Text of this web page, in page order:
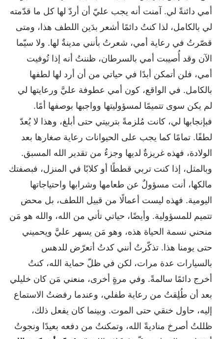
أمي دائنةً لي. آمنت أنه يجب عليّ أن أردّ لها كل ما قدّمته
لي بالكامل، لذا كنتُ دائمًا أشعر بدَين اللطف هذا، ومتى
قصّرتُ في رعاية أمي، شعرتُ بأنني مدينةٌ لها. ولا سيّما
الآن وقد أُصيبت أمي بالسرطان، ظننتُ أنه إذا تُوفيت
أمي، فلن أتمكن أبدًا في حياتي من أن أرد لها لطفها
بالكامل. في الواقع، كون أمي عطوفة عليَّ ورعايتها لي
لم يكن سوى تتميمًا لمسؤوليتها وواجبها بوصفها أمًا.
فبإنجابها لي، كانت مُلزمةً بتربيتي حتى أبلغ، وهذا لا يُعدّ
لطفًا. تمامًا كما يجب على الحيوانات رعاية صغارها بعد
الولادة، فهذه غريزةٌ لديها وجزءٌ من تقدير الله المسبق.
وبالمثل، إذا كنت تربي قططًا أو كلابًا في المنزل، فبصفتك
مالكها، أنت مسؤولٌ عن طعامها وشرابها واحتياجاتها
اليومية. فهذه ليست أعمالًا من قبيل اللطف، بل محض
تتميم للمسؤولية. وأيضًا، حياتي تأتي من الله، والله هو مَن
منحني نسمة الحياة هذه، وهو مَن يسهر عليَّ ويحميني
حتى يومنا هذا. تذكّرتُ أنني كدتُ أتعرّض للدهس
بالسيارات عدة مرات، لكن في ظلّ حماية الله، كنتُ
أخرج دائمًا سالمةً. وفي مرةٍ أخرى، منعني مَن كان خليلي
بعد أن طُلِقتُ من رعاية طفلي، وعندما رفضتُ الاستماع
إليه، حاول خنقي حتى الموت. وبينما كان يفعل ذلك،
ظللتُ أصرخ مناديةً الله، وتمكنتُ من دفعه بعيدًا ونجوتُ